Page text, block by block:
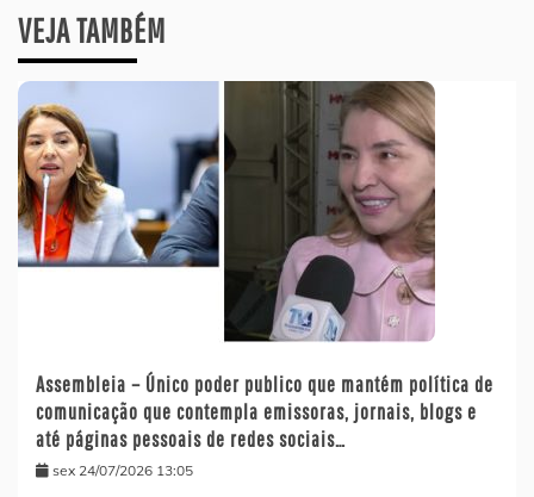
VEJA TAMBÉM
Assembleia – Único poder publico que mantém política de
comunicação que contempla emissoras, jornais, blogs e
até páginas pessoais de redes sociais…
sex 24/07/2026 13:05